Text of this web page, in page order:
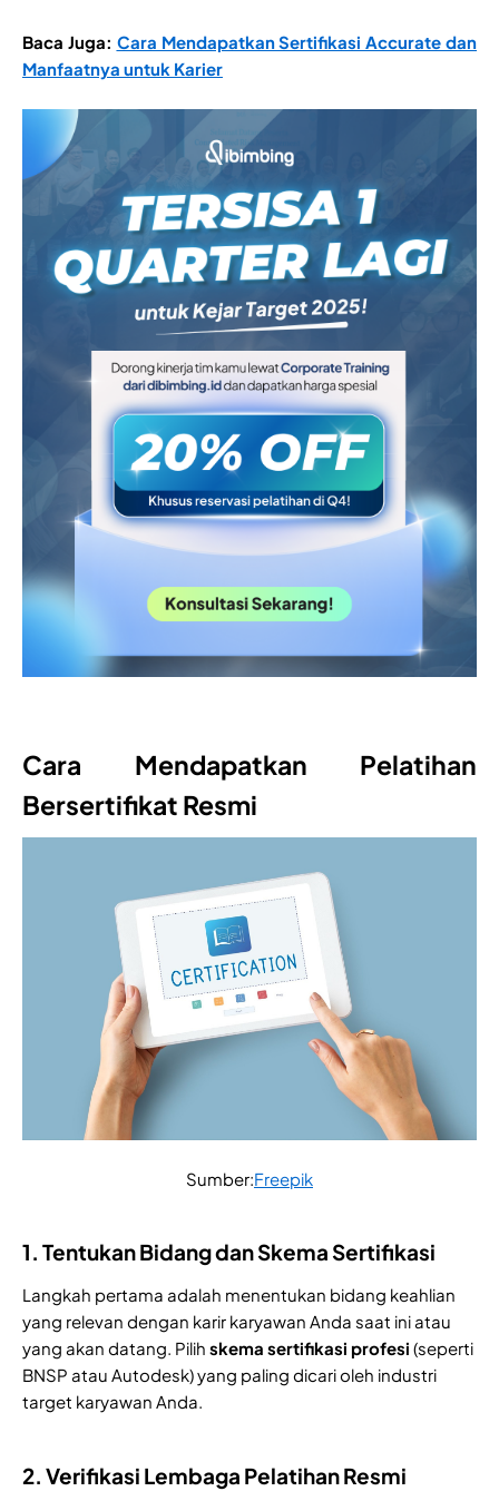
Baca Juga: Cara Mendapatkan Sertifikasi Accurate dan
Manfaatnya untuk Karier
Cara Mendapatkan Pelatihan
Bersertifikat Resmi
Sumber:Freepik
1. Tentukan Bidang dan Skema Sertifikasi
Langkah pertama adalah menentukan bidang keahlian
yang relevan dengan karir karyawan Anda saat ini atau
yang akan datang. Pilih skema sertifikasi profesi (seperti
BNSP atau Autodesk) yang paling dicari oleh industri
target karyawan Anda.
2. Verifikasi Lembaga Pelatihan Resmi